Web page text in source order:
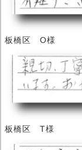
板橋区 O様
板橋区 T様